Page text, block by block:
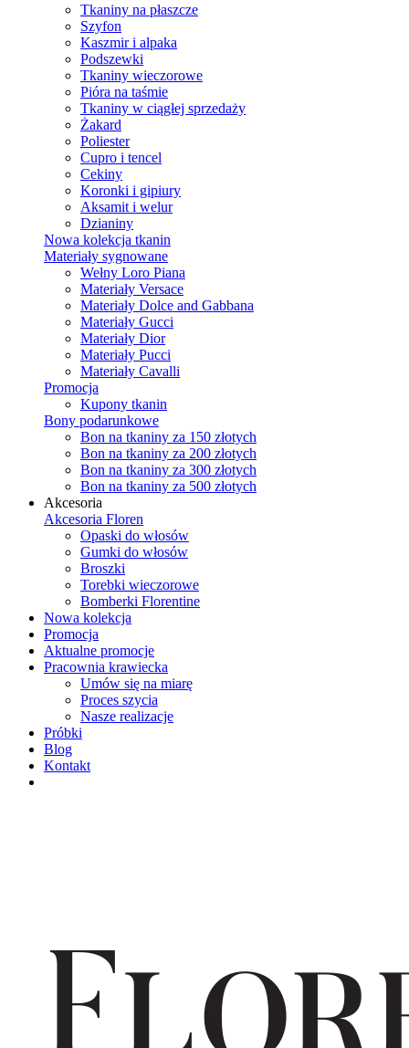
Tkaniny na płaszcze
Szyfon
Kaszmir i alpaka
Podszewki
Tkaniny wieczorowe
Pióra na taśmie
Tkaniny w ciągłej sprzedaży
Żakard
Poliester
Cupro i tencel
Cekiny
Koronki i gipiury
Aksamit i welur
Dzianiny
Nowa kolekcja tkanin
Materiały sygnowane
Wełny Loro Piana
Materiały Versace
Materiały Dolce and Gabbana
Materiały Gucci
Materiały Dior
Materiały Pucci
Materiały Cavalli
Promocja
Kupony tkanin
Bony podarunkowe
Bon na tkaniny za 150 złotych
Bon na tkaniny za 200 złotych
Bon na tkaniny za 300 złotych
Bon na tkaniny za 500 złotych
Akcesoria
Akcesoria Floren
Opaski do włosów
Gumki do włosów
Broszki
Torebki wieczorowe
Bomberki Florentine
Nowa kolekcja
Promocja
Aktualne promocje
Pracownia krawiecka
Umów się na miarę
Proces szycia
Nasze realizacje
Próbki
Blog
Kontakt